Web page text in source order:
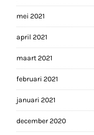
mei 2021
april 2021
maart 2021
februari 2021
januari 2021
december 2020